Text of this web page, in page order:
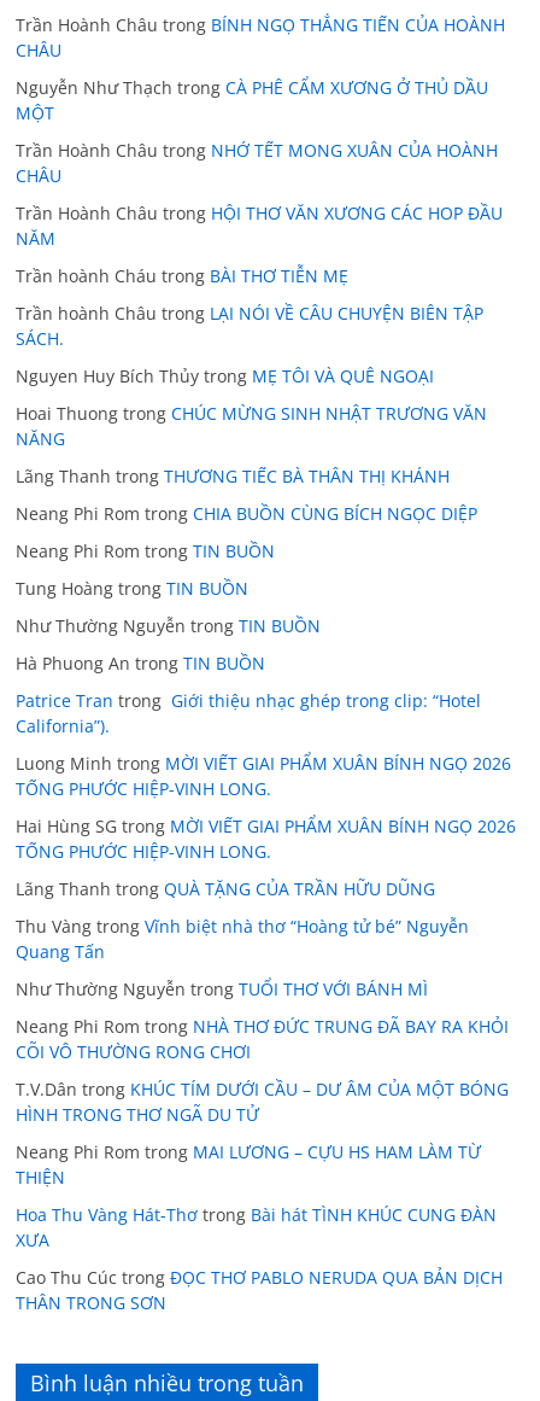
Trần Hoành Châu trong BÍNH NGỌ THẲNG TIẾN CỦA HOÀNH
CHÂU
Nguyễn Như Thạch trongCÀ PHÊ CẨM XƯƠNG Ở THỦ DẦU
MỘT
Trần Hoành Châu trong NHỚ TẾT MONG XUÂN CỦA HOÀNH
CHÂU
Trần Hoành Châu trong HỘI THƠ VĂN XƯƠNG CÁC HOP ĐẦU
NĂM
Trần hoành Cháu trong BÀI THƠ TIỄN MẸ
Trần hoành Châu trong LẠI NÓI VỀ CÂU CHUYỆN BIÊN TẬP
SÁCH.
Nguyen Huy Bích Thủy trong MẸ TÔI VÀ QUÊ NGOẠI
Hoai Thuong trongCHÚC MỪNG SINH NHẬT TRƯƠNG VĂN
NĂNG
Lãng Thanh trongTHƯƠNG TIẾC BÀ THÂN THỊ KHÁNH
Neang Phi Rom trongCHIA BUỒN CÙNG BÍCH NGỌC DIỆP
Neang Phi Rom trongTIN BUỒN
Tung Hoàng trongTIN BUỒN
Như Thường Nguyễn trongTIN BUỒN
Hà Phuong An trongTIN BUỒN
Patrice Tran trong Giới thiệu nhạc ghép trong clip: “Hotel
California”).
Luong Minh trong MỜI VIẾT GIAI PHẨM XUÂN BÍNH NGỌ 2026
TỐNG PHƯỚC HIỆP-VINH LONG.
Hai Hùng SG trong MỜI VIẾT GIAI PHẨM XUÂN BÍNH NGỌ 2026
TỐNG PHƯỚC HIỆP-VINH LONG.
Lãng Thanh trongQUÀ TẶNG CỦA TRẦN HỮU DŨNG
Thu Vàng trongVĩnh biệt nhà thơ “Hoàng tử bé” Nguyễn
Quang Tấn
Như Thường Nguyễn trongTUỔI THƠ VỚI BÁNH MÌ
Neang Phi Rom trong NHÀ THƠ ĐỨC TRUNG ĐÃ BAY RA KHỎI
CÕI VÔ THƯỜNG RONG CHƠI
T.V.Dân trong KHÚC TÍM DƯỚI CẦU – DƯ ÂM CỦA MỘT BÓNG
HÌNH TRONG THƠ NGÃ DU TỬ
Neang Phi Rom trong MAI LƯƠNG – CỰU HS HAM LÀM TỪ
THIỆN
Hoa Thu Vàng Hát-Thơ trong Bài hát TÌNH KHÚC CUNG ĐÀN
XƯA
Cao Thu Cúc trongĐỌC THƠ PABLO NERUDA QUA BẢN DỊCH
THÂN TRONG SƠN
Bình luận nhiều trong tuần